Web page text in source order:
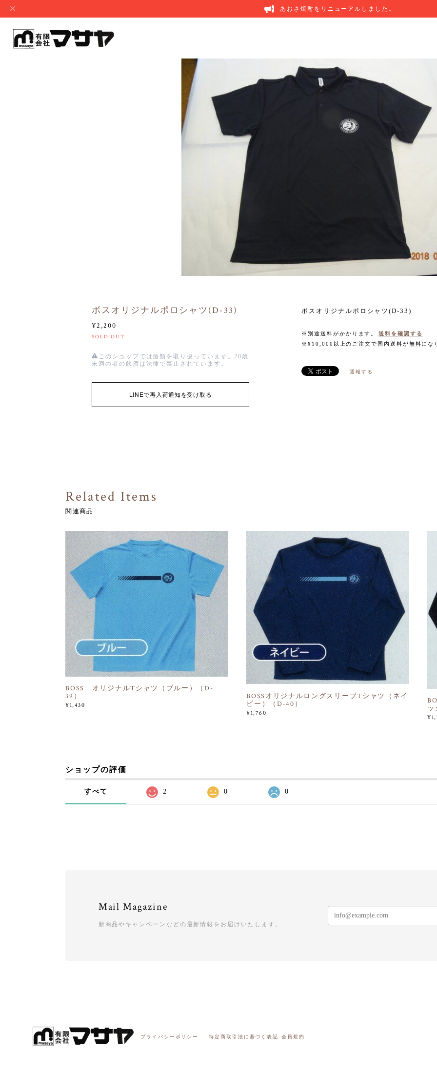
あおさ焼酎をリニューアルしました。
ボスオリジナルポロシャツ(D-33)
¥2,200
SOLD OUT
このショップでは酒類を取り扱っています。20歳
未満の者の飲酒は法律で禁止されています。
LINEで再入荷通知を受け取る
ボスオリジナルポロシャツ(D-33)
※別途送料がかかります。
送料を確認する
※¥10,000以上のご注文で国内送料が無料にな
通報する
Related Items
関連商品
BOSS オリジナルTシャツ（ブルー）（D-
39）
¥1,430
BOSSオリジナルロングスリーブTシャツ（ネイ
ビー）（D-40）
¥1,760
ショップの評価
すべて 2 0 0
Mail Magazine
新商品やキャンペーンなどの最新情報をお届けいたします。
プライバシーポリシー 特定商取引法に基づく表記 会員規約